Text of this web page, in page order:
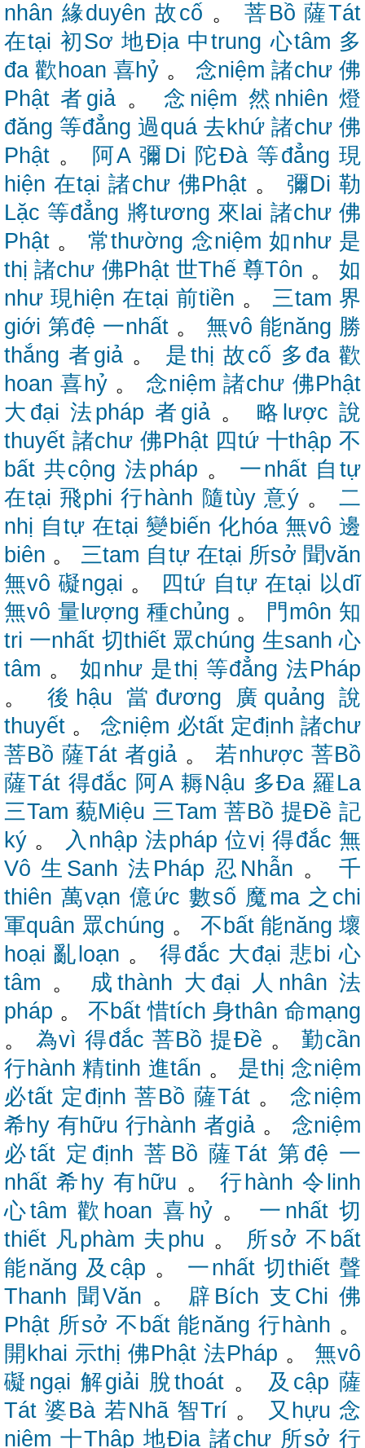
nhân 緣duyên 故cố 。 菩Bồ 薩Tát
在tại 初Sơ 地Địa 中trung 心tâm 多
đa 歡hoan 喜hỷ 。 念niệm 諸chư 佛
Phật 者giả 。念niệm 然nhiên 燈
đăng 等đẳng 過quá 去khứ 諸chư 佛
Phật 。 阿A 彌Di 陀Đà 等đẳng 現
hiện 在tại 諸chư 佛Phật 。 彌Di 勒
Lặc 等đẳng 將tương 來lai 諸chư 佛
Phật 。 常thường 念niệm 如như 是
thị 諸chư 佛Phật 世Thế 尊Tôn 。如
như 現hiện 在tại 前tiền 。 三tam 界
giới 第đệ 一nhất 。 無vô 能năng 勝
thắng 者giả。 是thị 故cố 多đa 歡
hoan 喜hỷ。 念niệm 諸chư 佛Phật
大đại 法pháp 者giả 。 略lược 說
thuyết 諸chư 佛Phật 四tứ 十thập 不
bất 共cộng 法pháp 。 一nhất 自tự
在tại 飛phi 行hành 隨tùy 意ý。二
nhị 自tự 在tại 變biến 化hóa 無vô 邊
biên 。 三tam 自tự 在tại 所sở 聞văn
無vô 礙ngại 。 四tứ 自tự 在tại 以dĩ
無vô 量lượng 種chủng 。 門môn 知
tri 一nhất 切thiết 眾chúng 生sanh 心
tâm 。如như 是thị 等đẳng 法Pháp
。 後hậu 當đương 廣quảng 說
thuyết 。念niệm 必tất 定định 諸chư
菩Bồ 薩Tát 者giả 。若nhược 菩Bồ
薩Tát 得đắc 阿A 耨Nậu 多Đa 羅La
三Tam 藐Miệu 三Tam 菩Bồ 提Đề 記
ký 。 入nhập 法pháp 位vị 得đắc 無
Vô 生Sanh 法Pháp 忍Nhẫn 。千
thiên 萬vạn 億ức 數số 魔ma 之chi
軍quân 眾chúng 。不bất 能năng 壞
hoại 亂loạn 。得đắc 大đại 悲bi 心
tâm 。 成thành 大đại 人nhân 法
pháp 。 不bất 惜tích 身thân 命mạng
。 為vì 得đắc 菩Bồ 提Đề 。勤cần
行hành 精tinh 進tấn 。 是thị 念niệm
必tất 定định 菩Bồ 薩Tát。 念niệm
希hy 有hữu 行hành 者giả 。 念niệm
必tất 定định 菩Bồ 薩Tát 第đệ 一
nhất 希hy 有hữu 。 行hành 令linh
心tâm 歡hoan 喜hỷ。 一nhất 切
thiết 凡phàm 夫phu 。 所sở 不bất
能năng 及cập 。 一nhất 切thiết 聲
Thanh 聞Văn 。 辟Bích 支Chi 佛
Phật 所sở 不bất 能năng 行hành 。
開khai 示thị 佛Phật 法Pháp 。無vô
礙ngại 解giải 脫thoát 。 及cập 薩
Tát 婆Bà 若Nhã 智Trí 。 又hựu 念
niệm 十Thập 地Địa 諸chư 所sở 行